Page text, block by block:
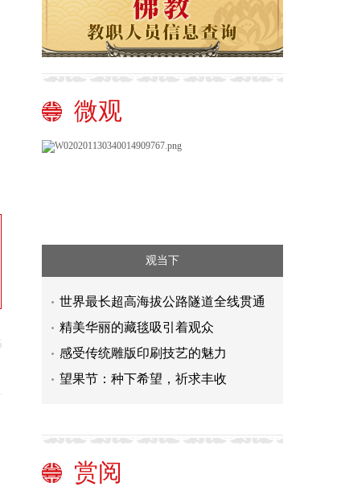
微观
观当下
世界最长超高海拔公路隧道全线贯通
精美华丽的藏毯吸引着观众
感受传统雕版印刷技艺的魅力
望果节：种下希望，祈求丰收
赏阅